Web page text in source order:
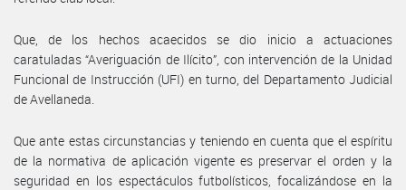
Que, de los hechos acaecidos se dio inicio a actuaciones
caratuladas “Averiguación de Ilícito”, con intervención de la Unidad
Funcional de Instrucción (UFI) en turno, del Departamento Judicial
de Avellaneda.
Que ante estas circunstancias y teniendo en cuenta que el espíritu
de la normativa de aplicación vigente es preservar el orden y la
seguridad en los espectáculos futbolísticos, focalizándose en la